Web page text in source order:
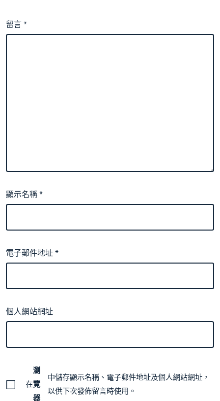
留言*
顯示名稱*
電子郵件地址*
個人網站網址
在
瀏
覽
器
中儲存顯示名稱、電子郵件地址及個人網站網址，
以供下次發佈留言時使用。